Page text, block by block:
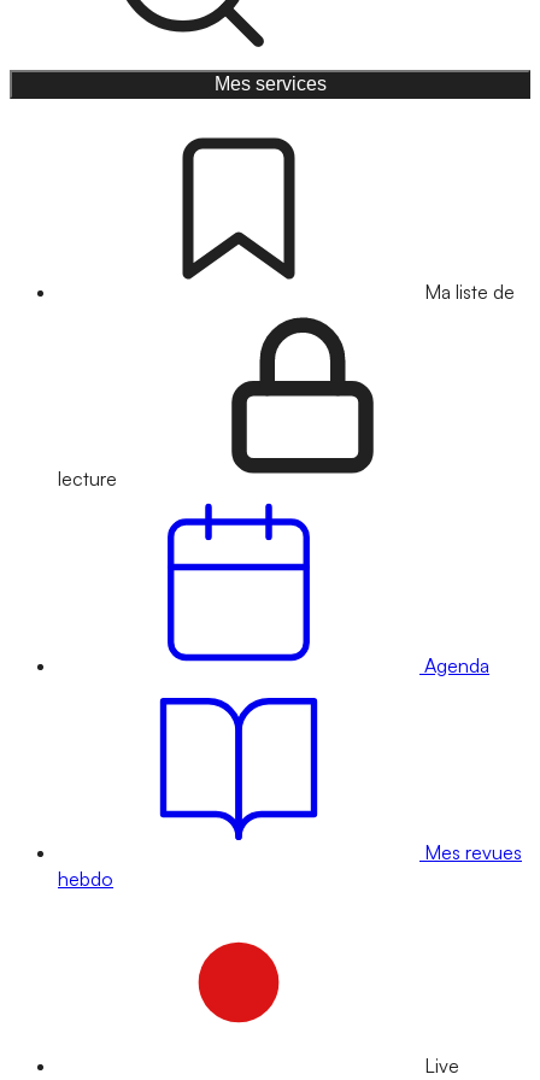
Mes services
Ma liste de
lecture
Agenda
Mes revues
hebdo
Live